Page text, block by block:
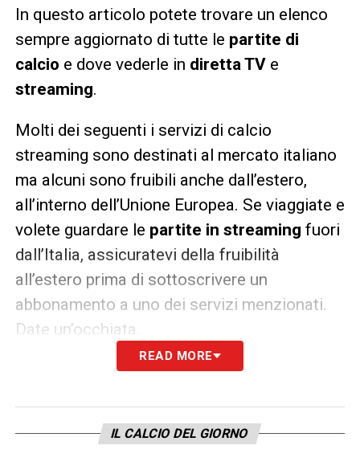
In questo articolo potete trovare un elenco
sempre aggiornato di tutte le partite di
calcio e dove vederle in diretta TVe
streaming.
Molti dei seguenti i servizi di calcio
streaming sono destinati al mercato italiano
ma alcuni sono fruibili anche dall’estero,
all’interno dell’Unione Europea. Se viaggiate e
volete guardare le partite in streaming fuori
dall’Italia, assicuratevi della fruibilità
all’estero prima di sottoscrivere un
abbonamento a uno dei servizi menzionati.
Date un’occhiata.
Streaming Calcio HD live gratis e a
pagamento: Link a Siti e App
SKY GO| LINK
READ MORE
IL CALCIO DEL GIORNO